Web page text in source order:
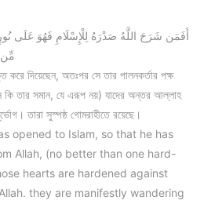
أَفَمَن شَرَحَ اللَّهُ صَدْرَهُ لِلْإِسْلَامِ فَهُوَ عَلَى
مِّن
করে দিয়েছেন, অতঃপর সে তার পালনকর্তার পক্ষ
তার সমান, যে এরূপ নয়) যাদের অন্তর আল্লাহ
তারা সুস্পষ্ঠ গোমরাহীতে রয়েছে।
opened to Islam, so that he has
Allah, (no better than one hard-
hearts are hardened against
they are manifestly wandering